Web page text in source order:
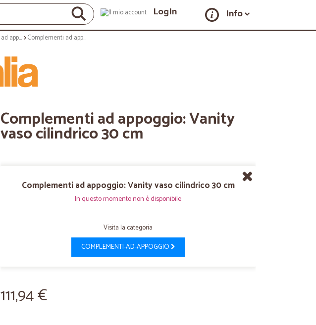
LogIn Info
Complementi ad appoggio Complementi ad appoggio: Vanity vaso cilindrico 30 cm
Complementi ad appoggio: Vanity
vaso cilindrico 30 cm
Complementi ad appoggio: Vanity vaso cilindrico 30 cm
In questo momento non è disponibile
Visita la categoria
COMPLEMENTI-AD-APPOGGIO
111,94 €